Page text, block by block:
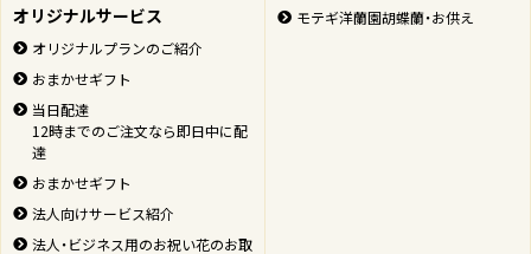
オリジナルサービス
オリジナルプランのご紹介
おまかせギフト
当日配達
12時までのご注文なら即日中に配
達
おまかせギフト
法人向けサービス紹介
法人・ビジネス用のお祝い花のお取
モテギ洋蘭園胡蝶蘭・お供え